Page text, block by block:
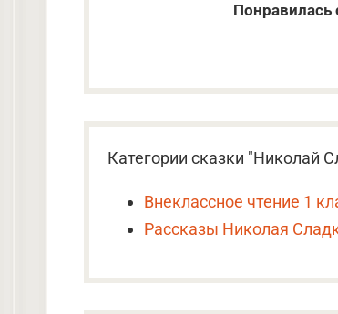
Понравилась
Категории сказки "Николай
Внеклассное чтение 1
Рассказы Николая